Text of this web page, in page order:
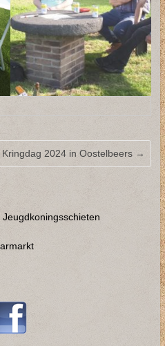
Kringdag 2024 in Oostelbeers →